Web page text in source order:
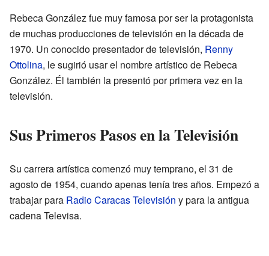
Rebeca González fue muy famosa por ser la protagonista
de muchas producciones de televisión en la década de
1970. Un conocido presentador de televisión, Renny
Ottolina, le sugirió usar el nombre artístico de Rebeca
González. Él también la presentó por primera vez en la
televisión.
Sus Primeros Pasos en la Televisión
Su carrera artística comenzó muy temprano, el 31 de
agosto de 1954, cuando apenas tenía tres años. Empezó a
trabajar para Radio Caracas Televisión y para la antigua
cadena Televisa.